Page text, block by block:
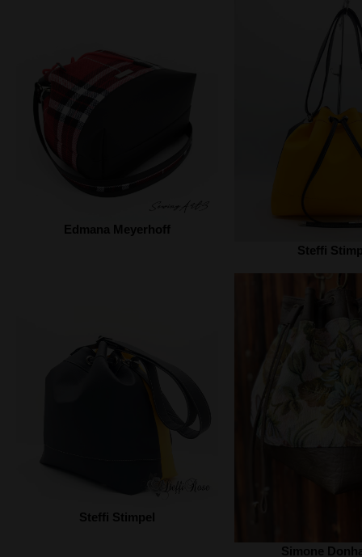
Edmana Meyerhoff
Steffi
Steffi Stimpel
Simone